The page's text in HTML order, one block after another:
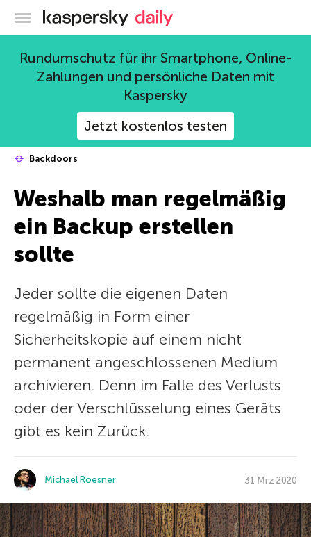
Offizieller Blog von Kaspersky
Rundumschutz für ihr Smartphone, Online-
Zahlungen und persönliche Daten mit
Kaspersky
Jetzt kostenlos testen
Backdoors
Weshalb man regelmäßig
ein Backup erstellen
sollte
Jeder sollte die eigenen Daten
regelmäßig in Form einer
Sicherheitskopie auf einem nicht
permanent angeschlossenen Medium
archivieren. Denn im Falle des Verlusts
oder der Verschlüsselung eines Geräts
gibt es kein Zurück.
Michael Roesner 31 Mrz 2020